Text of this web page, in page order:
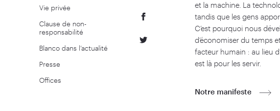
Vie privée
Clause de non-
responsabilité
Blanco dans l’actualité
Presse
Offices
et la machine. La
tandis que les gens
C’est pourquoi nous
d’économiser du temps
facteur humain : au lieu
est là pour les servir.
Notre manifeste